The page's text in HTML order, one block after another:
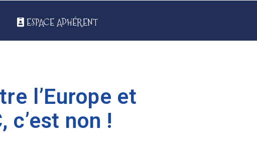
ESPACE ADHÉRENT
l’Europe et
c’est non !